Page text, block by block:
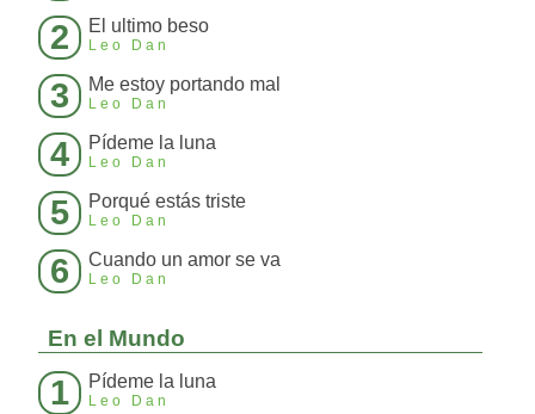
2 El ultimo beso
Leo Dan
3 Me estoy portando mal
Leo Dan
4 Pídeme la luna
Leo Dan
5 Porqué estás triste
Leo Dan
6 Cuando un amor se va
Leo Dan
En el Mundo
1 Pídeme la luna
Leo Dan